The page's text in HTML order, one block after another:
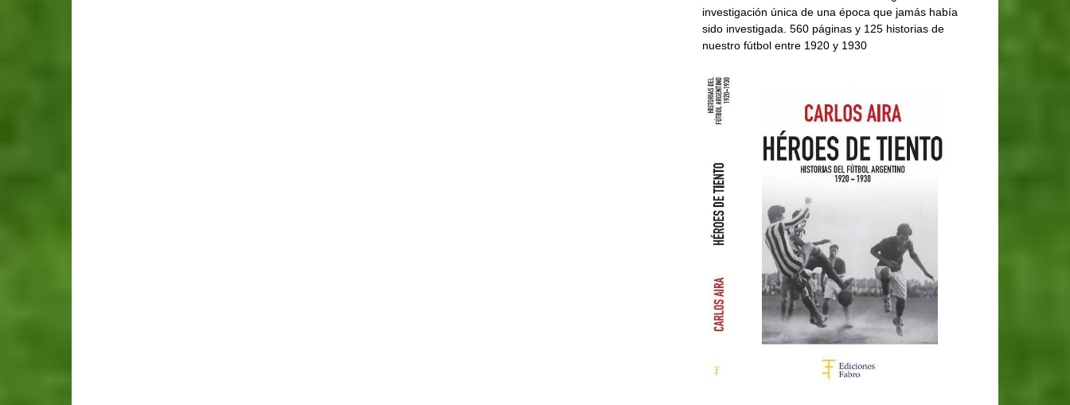
investigación única de una época que jamás había
sido investigada. 560 páginas y 125 historias de
nuestro fútbol entre 1920 y 1930